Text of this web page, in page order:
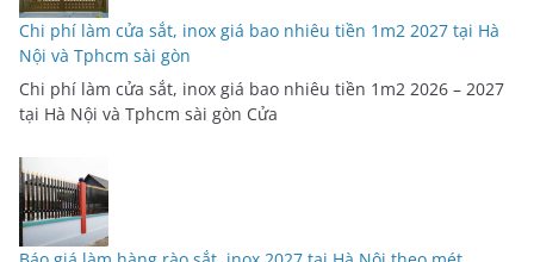
Chi phí làm cửa sắt, inox giá bao nhiêu tiền 1m2 2027 tại Hà
Nội và Tphcm sài gòn
Chi phí làm cửa sắt, inox giá bao nhiêu tiền 1m2 2026 – 2027
tại Hà Nội và Tphcm sài gòn Cửa